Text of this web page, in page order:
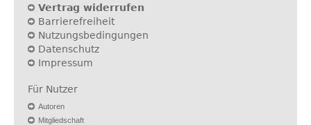
Vertrag widerrufen
Barrierefreiheit
Nutzungsbedingungen
Datenschutz
Impressum
Für Nutzer
Autoren
Mitgliedschaft